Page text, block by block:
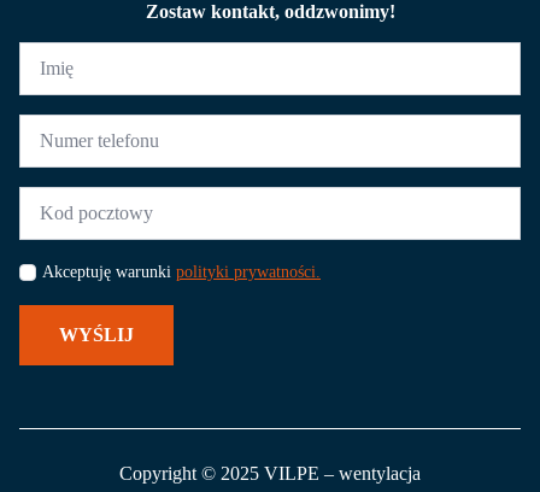
Zostaw kontakt, oddzwonimy!
Imię
Numer
telefonu
Kod
pocztowy
Akceptuję warunki polityki prywatności.
WYŚLIJ
Copyright © 2025 VILPE – wentylacja